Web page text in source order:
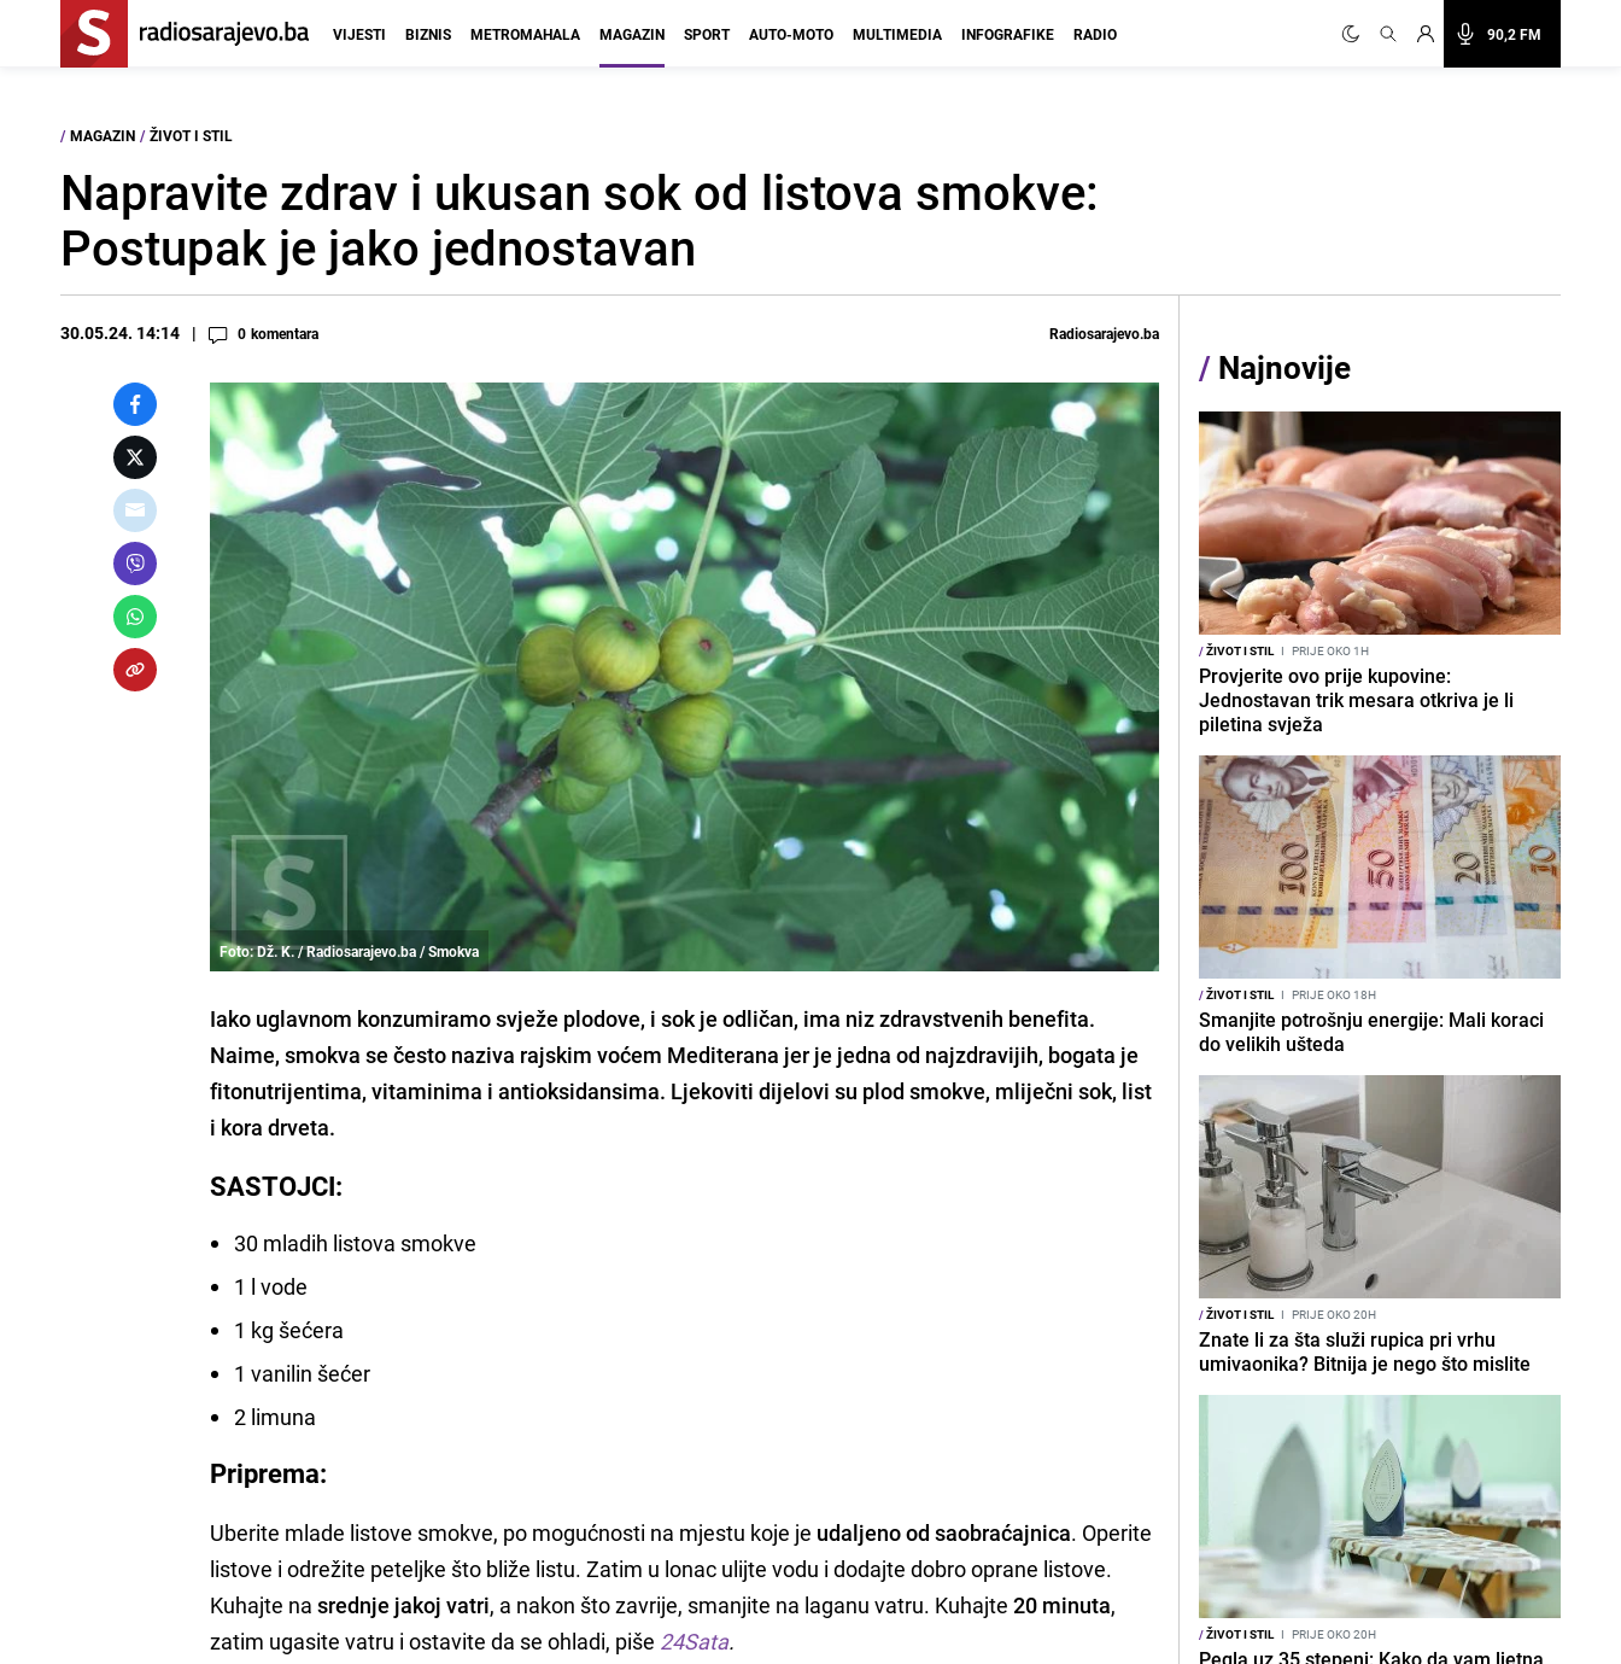
90,2 FM
VIJESTI BIZNIS METROMAHALA MAGAZIN SPORT AUTO-MOTO MULTIMEDIA INFOGRAFIKE RADIO
/ MAGAZIN / ŽIVOT I STIL
Napravite zdrav i ukusan sok od listova smokve:
Postupak je jako jednostavan
30.05.24. 14:14 0 komentara Radiosarajevo.ba
Foto: Dž. K. / Radiosarajevo.ba / Smokva
Iako uglavnom konzumiramo svježe plodove, i sok je odličan, ima niz zdravstvenih benefita.
Naime, smokva se često naziva rajskim voćem Mediterana jer je jedna od najzdravijih, bogata je
fitonutrijentima, vitaminima i antioksidansima. Ljekoviti dijelovi su plod smokve, mliječni sok, list
i kora drveta.
SASTOJCI:
30 mladih listova smokve
1 l vode
1 kg šećera
1 vanilin šećer
2 limuna
Priprema:
Uberite mlade listove smokve, po mogućnosti na mjestu koje je udaljeno od saobraćajnica. Operite
listove i odrežite peteljke što bliže listu. Zatim u lonac ulijte vodu i dodajte dobro oprane listove.
Kuhajte nasrednje jakoj vatri, a nakon što zavrije, smanjite na laganu vatru. Kuhajte20 minuta,
zatim ugasite vatru i ostavite da se ohladi, piše 24Sata.
/ Najnovije
/ŽIVOT I STIL I PRIJE OKO 1H
Provjerite ovo prije kupovine:
Jednostavan trik mesara otkriva je li
piletina svježa
/ŽIVOT I STIL I PRIJE OKO 18H
Smanjite potrošnju energije: Mali koraci
do velikih ušteda
/ŽIVOT I STIL I PRIJE OKO 20H
Znate li za šta služi rupica pri vrhu
umivaonika? Bitnija je nego što mislite
/ŽIVOT I STIL I PRIJE OKO 20H